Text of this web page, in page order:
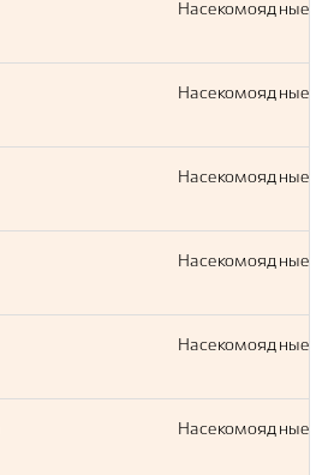
Насекомоядные
Насекомоядные
Насекомоядные
Насекомоядные
Насекомоядные
Насекомоядные